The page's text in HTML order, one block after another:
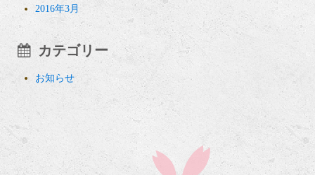
2016年3月
カテゴリー
お知らせ